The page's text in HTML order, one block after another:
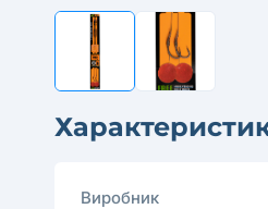
Виробник